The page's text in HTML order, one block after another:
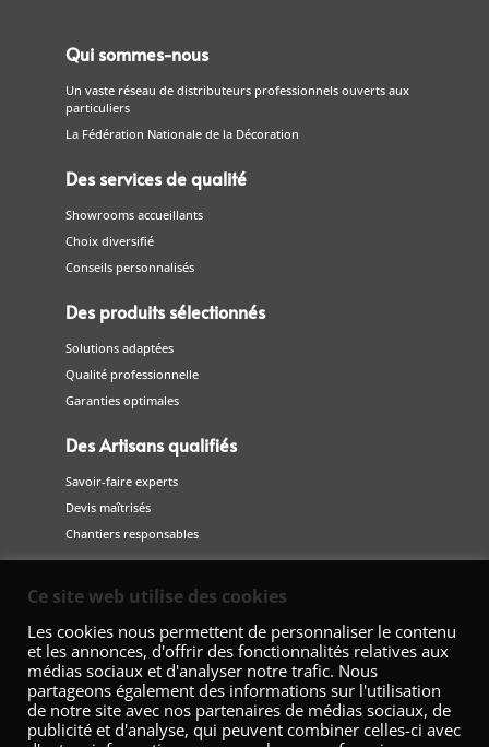
Qui sommes-nous
Un vaste réseau de distributeurs professionnels ouverts aux
particuliers
La Fédération Nationale de la Décoration
Des services de qualité
Showrooms accueillants
Choix diversifié
Conseils personnalisés
Des produits sélectionnés
Solutions adaptées
Qualité professionnelle
Garanties optimales
Des Artisans qualifiés
Savoir-faire experts
Devis maîtrisés
Chantiers responsables
Ce site web utilise des cookies
Les cookies nous permettent de personnaliser le contenu
et les annonces, d'offrir des fonctionnalités relatives aux
médias sociaux et d'analyser notre trafic. Nous
partageons également des informations sur l'utilisation
de notre site avec nos partenaires de médias sociaux, de
publicité et d'analyse, qui peuvent combiner celles-ci avec